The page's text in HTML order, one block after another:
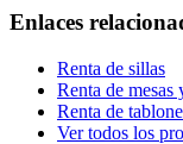
Enlaces
Renta de sillas
Renta de mesas
Renta de
Ver todos los